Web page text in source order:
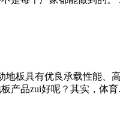
板具有优良承载性能、
产品zui好呢？其实，体育